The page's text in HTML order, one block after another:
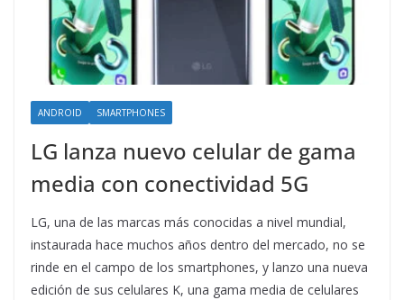
ANDROID SMARTPHONES
LG lanza nuevo celular de gama
media con conectividad 5G
LG, una de las marcas más conocidas a nivel mundial,
instaurada hace muchos años dentro del mercado, no se
rinde en el campo de los smartphones, y lanzo una nueva
edición de sus celulares K, una gama media de celulares